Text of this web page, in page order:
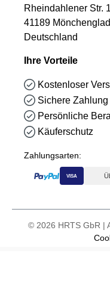
Rheindahlener Str.
41189
Deutschland
Ihre Vorteile
Kostenloser
Sichere
Persönliche
Käuferschutz
Zahlungsarten:
VISA
© 2026 HRTS GbR |